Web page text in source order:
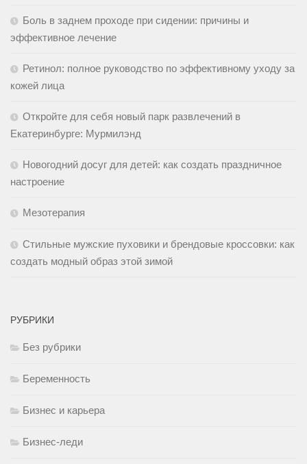
Боль в заднем проходе при сидении: причины и
эффективное лечение
Ретинол: полное руководство по эффективному уходу за
кожей лица
Откройте для себя новый парк развлечений в
Екатеринбурге: Мурмилэнд
Новогодний досуг для детей: как создать праздничное
настроение
Мезотерапия
Стильные мужские пуховики и брендовые кроссовки: как
создать модный образ этой зимой
РУБРИКИ
Без рубрики
Беременность
Бизнес и карьера
Бизнес-леди